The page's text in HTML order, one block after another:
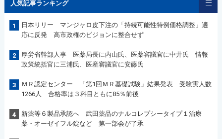
人気記事ランキング
1
日本リリー マンジャロ皮下注の「持続可能性特例価格調整」適
応に反発 高市政権のビジョンに整合せず
2
厚労省幹部人事 医薬局長に内山氏、医薬審議官に中井氏 情報
政策統括官に三浦氏、医産審議官に安藤氏
3
ＭＲ認定センター 「第1回ＭＲ基礎試験」結果発表 受験実人数
1266人 合格率は３科目ともに85％前後
4
新薬等６製品承認へ 武田薬品のナルコレプシータイプ１治療
薬・オーゼイフル錠など 第一部会が了承